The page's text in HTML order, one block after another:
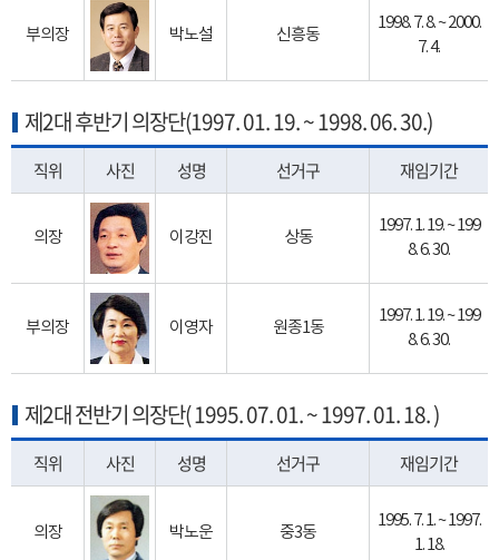
부의장 박노설 신흥동
1998. 7. 8. ~ 2000.
7. 4.
제2대 후반기 의장단(1997. 01. 19. ~ 1998. 06. 30.)
직위 사진 성명 선거구 재임기간
의장 이강진 상동
1997. 1. 19. ~ 199
8. 6. 30.
부의장 이영자 원종1동
1997. 1. 19. ~ 199
8. 6. 30.
제2대 전반기 의장단( 1995. 07. 01. ~ 1997. 01. 18. )
직위 사진 성명 선거구 재임기간
의장 박노운 중3동
1995. 7. 1. ~ 1997.
1. 18.